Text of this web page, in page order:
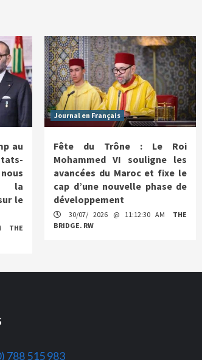
au
la
le
THE
Journal en Français
Fête du Trône : Le Roi
Mohammed VI souligne les
avancées du Maroc et fixe le
cap d’une nouvelle phase de
développement
30/07/ 2026 @ 11:12:30 AM
THE
BRIDGE. RW
788 515 983